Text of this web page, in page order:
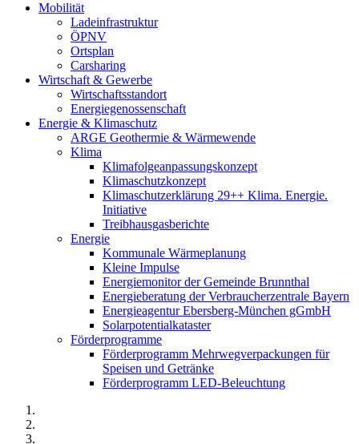
Mobilität
Ladeinfrastruktur
ÖPNV
Ortsplan
Carsharing
Wirtschaft & Gewerbe
Wirtschaftsstandort
Energiegenossenschaft
Energie & Klimaschutz
ARGE Geothermie & Wärmewende
Klima
Klimafolgeanpassungskonzept
Klimaschutzkonzept
Klimaschutzerklärung 29++ Klima. Energie.
Initiative
Treibhausgasberichte
Energie
Kommunale Wärmeplanung
Kleine Impulse
Energiemonitor der Gemeinde Brunnthal
Energieberatung der Verbraucherzentrale Bayern
Energieagentur Ebersberg-München gGmbH
Solarpotentialkataster
Förderprogramme
Förderprogramm Mehrwegverpackungen für
Speisen und Getränke
Förderprogramm LED-Beleuchtung